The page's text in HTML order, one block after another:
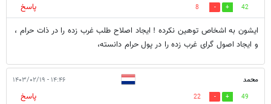
42
8
پاسخ
ایشون به اشخاص توهین نکرده ! ایجاد اصلاح طلب غرب زده را در ذات حرام ،
و ایجاد اصول گرای غرب زده را در پول حرام دانسته،
محمد ۱۴:۴۶ - ۱۴۰۳/۰۲/۱۹
49
22
پاسخ